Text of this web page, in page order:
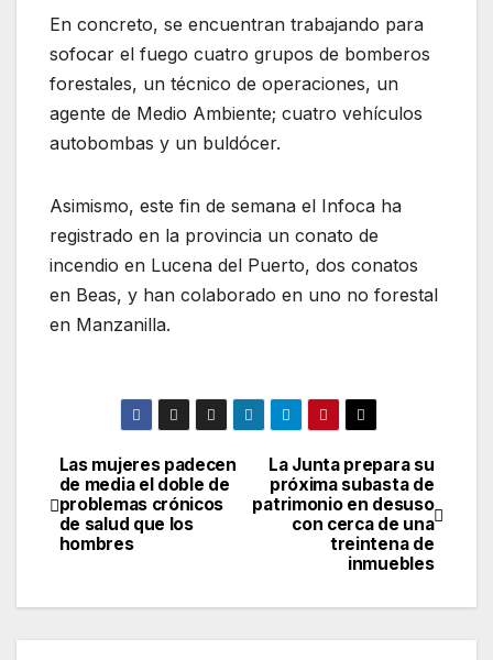
En concreto, se encuentran trabajando para
sofocar el fuego cuatro grupos de bomberos
forestales, un técnico de operaciones, un
agente de Medio Ambiente; cuatro vehículos
autobombas y un buldócer.
Asimismo, este fin de semana el Infoca ha
registrado en la provincia un conato de
incendio en Lucena del Puerto, dos conatos
en Beas, y han colaborado en uno no forestal
en Manzanilla.
Navegación
de
La Junta prepara su
próxima subasta de
patrimonio en desuso
con cerca de una
treintena de
inmuebles
Las mujeres padecen
de media el doble de
problemas crónicos
de salud que los
hombres